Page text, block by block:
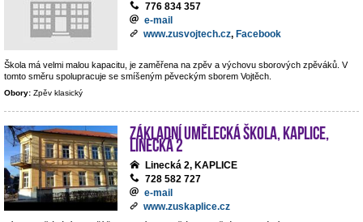
776 834 357
e-mail
www.zusvojtech.cz, Facebook
Škola má velmi malou kapacitu, je zaměřena na zpěv a výchovu sborových zpěváků. V
tomto směru spolupracuje se smíšeným pěveckým sborem Vojtěch.
Obory: Zpěv klasický
Základní umělecká škola, Kaplice,
Linecká 2
Linecká 2, KAPLICE
728 582 727
e-mail
www.zuskaplice.cz